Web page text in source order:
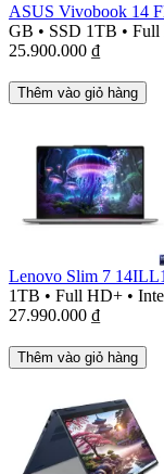
ASUS Vivobook 14
GB • SSD 1TB • Full
25.900.000 ₫
Thêm vào giỏ hàng
Lenovo Slim 7
1TB • Full HD+ •
27.990.000 ₫
Thêm vào giỏ hàng